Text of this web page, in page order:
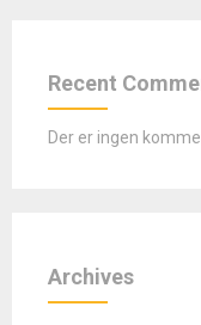
Recent
Der er ingen
Archives